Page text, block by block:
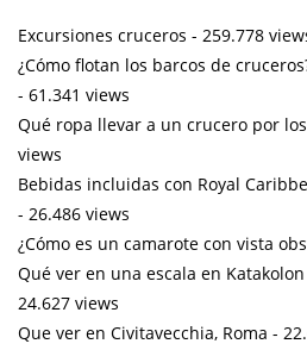
Excursiones cruceros - 259.778
¿Cómo flotan los barcos de
- 61.341 views
Qué ropa llevar a un crucero por
views
Bebidas incluidas con Royal
- 26.486 views
¿Cómo es un camarote con vista
Qué ver en una escala en
24.627 views
Que ver en Civitavecchia, Roma -